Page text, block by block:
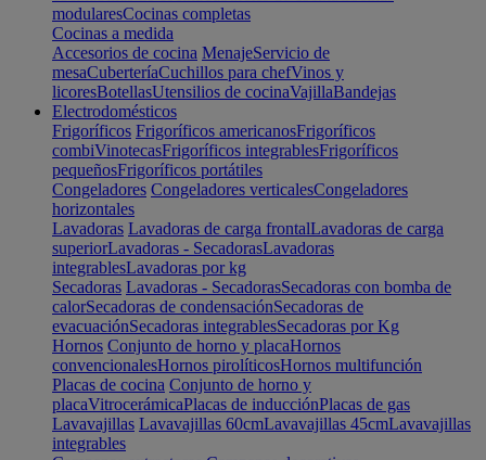
modularesCocinas completas
Cocinas a medida
Accesorios de cocina MenajeServicio de
mesaCuberteríaCuchillos para chefVinos y
licoresBotellasUtensilios de cocinaVajillaBandejas
Electrodomésticos
Frigoríficos Frigoríficos americanosFrigoríficos
combiVinotecasFrigoríficos integrablesFrigoríficos
pequeñosFrigoríficos portátiles
Congeladores Congeladores verticalesCongeladores
horizontales
Lavadoras Lavadoras de carga frontalLavadoras de carga
superiorLavadoras - SecadorasLavadoras
integrablesLavadoras por kg
Secadoras Lavadoras - SecadorasSecadoras con bomba de
calorSecadoras de condensaciónSecadoras de
evacuaciónSecadoras integrablesSecadoras por Kg
Hornos Conjunto de horno y placaHornos
convencionalesHornos pirolíticosHornos multifunción
Placas de cocina Conjunto de horno y
placaVitrocerámicaPlacas de inducciónPlacas de gas
Lavavajillas Lavavajillas 60cmLavavajillas 45cmLavavajillas
integrables